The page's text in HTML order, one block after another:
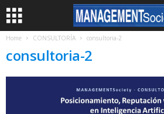
Home CONSULTORÍA consultoria-2
consultoria-2